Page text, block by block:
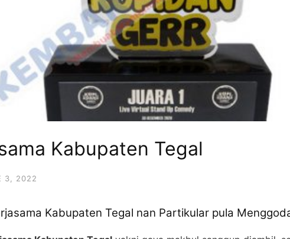
Kabupaten Tegal
3, 2022
Kabupaten Tegal nan Partikular pula